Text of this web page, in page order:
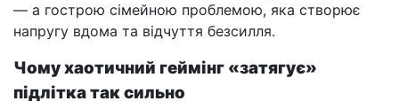
— а гострою сімейною проблемою, яка створює
напругу вдома та відчуття безсилля.
Чому хаотичний геймінг «затягує»
підлітка так сильно